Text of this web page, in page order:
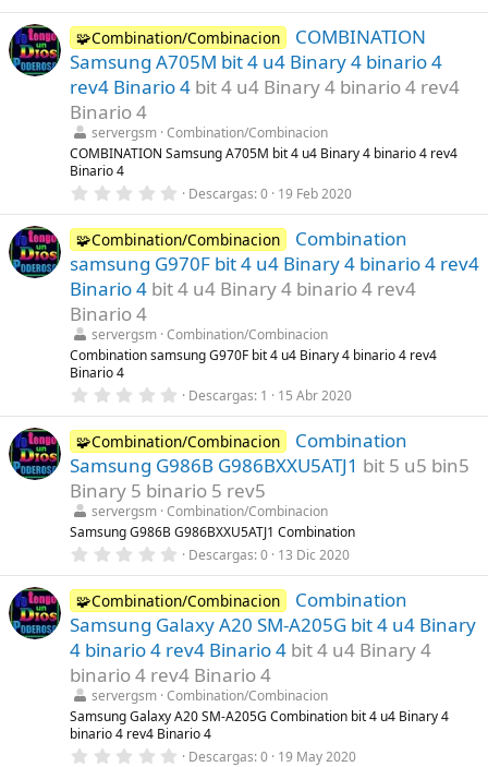
(
s
)
0
0
e
s
t
r
l
l
a
s
🧩Combination/Combinacion
COMBINATION
Samsung A705M bit 4 u4 Binary 4 binario 4
rev4 Binario 4 bit 4 u4 Binary 4 binario 4 rev4
Binario 4
servergsm Combination/Combinacion
COMBINATION Samsung A705M bit 4 u4 Binary 4 binario 4 rev4
Binario 4
0
0
0
e
s
t
r
l
l
a
s
Descargas 0 19 Feb 2020
🧩Combination/Combinacion
Combination
samsung G970F bit 4 u4 Binary 4 binario 4 rev4
Binario 4 bit 4 u4 Binary 4 binario 4 rev4
Binario 4
servergsm Combination/Combinacion
Combination samsung G970F bit 4 u4 Binary 4 binario 4 rev4
Binario 4
0
0
0
e
s
t
r
e
l
a
(
s
)
Descargas 1 15 Abr 2020
🧩Combination/Combinacion
Combination
Samsung G986B G986BXXU5ATJ1 bit 5 u5 bin5
Binary 5 binario 5 rev5
servergsm Combination/Combinacion
Samsung G986B G986BXXU5ATJ1 Combination
0
0
0
e
s
t
r
e
l
l
a
(
s
Descargas 0 13 Dic 2020
🧩Combination/Combinacion
Combination
Samsung Galaxy A20 SM-A205G bit 4 u4 Binary
4 binario 4 rev4 Binario 4 bit 4 u4 Binary 4
binario 4 rev4 Binario 4
servergsm Combination/Combinacion
Samsung Galaxy A20 SM-A205G Combination bit 4 u4 Binary 4
binario 4 rev4 Binario 4
0 Descargas 0 19 May 2020